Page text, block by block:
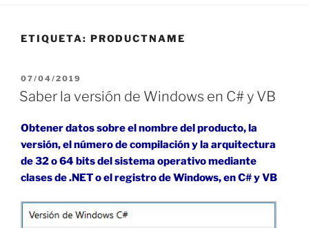
ETIQUETA: PRODUCTNAME
PUBLICADO
EL
07/04/2019
Saber la versión de Windows en C# y VB
Obtener datos sobre el nombre del producto, la
versión, el número de compilación y la arquitectura
de 32 o 64 bits del sistema operativo mediante
clases de .NET o el registro de Windows, en C# y VB